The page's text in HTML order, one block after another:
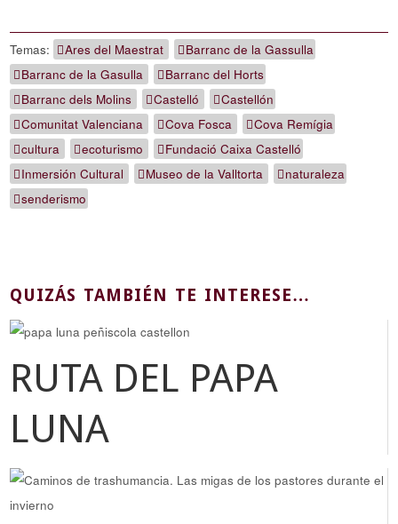
Temas: Ares del Maestrat
Barranc de la Gassulla
Barranc de la Gasulla
Barranc del Horts
Barranc dels Molins
Castelló
Castellón
Comunitat Valenciana
Cova Fosca
Cova Remígia
cultura
ecoturismo
Fundació Caixa Castelló
Inmersión Cultural
Museo de la Valltorta
naturaleza
senderismo
QUIZÁS TAMBIÉN TE INTERESE…
RUTA DEL PAPA
LUNA